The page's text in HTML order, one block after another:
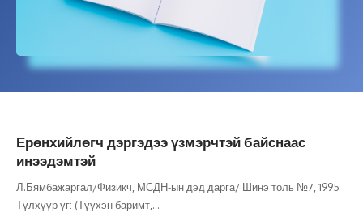
Ерөнхийлөгч дэргэдээ үзмэрчтэй байснаас
инээдэмтэй
Л.Бямбажаргал/Физикч, МСДН-ын дэд дарга/ Шинэ толь №7, 1995
Түлхүүр үг: (Түүхэн баримт, …